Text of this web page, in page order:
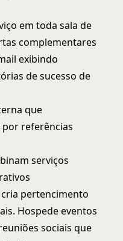
em toda sala de
complementares
exibindo
de sucesso de
que
referências
serviços
pertencimento
Hospede eventos
sociais que